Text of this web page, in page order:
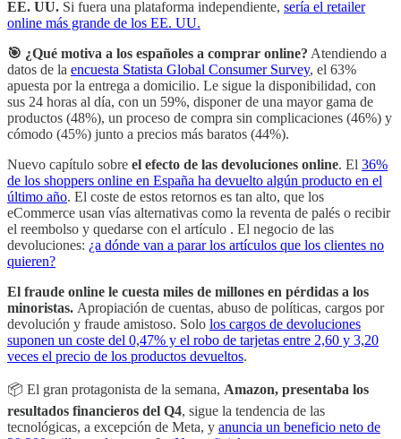
EE. UU. Si fuera una plataforma independiente, sería el retailer
online más grande de los EE. UU.
🎯 ¿Qué motiva a los españoles a comprar online? Atendiendo a
datos de la encuesta Statista Global Consumer Survey, el 63%
apuesta por la entrega a domicilio. Le sigue la disponibilidad, con
sus 24 horas al día, con un 59%, disponer de una mayor gama de
productos (48%), un proceso de compra sin complicaciones (46%) y
cómodo (45%) junto a precios más baratos (44%).
Nuevo capítulo sobre el efecto de las devoluciones online. El 36%
de los shoppers online en España ha devuelto algún producto en el
último año. El coste de estos retornos es tan alto, que los
eCommerce usan vías alternativas como la reventa de palés o recibir
el reembolso y quedarse con el artículo . El negocio de las
devoluciones: ¿a dónde van a parar los artículos que los clientes no
quieren?
El fraude online le cuesta miles de millones en pérdidas a los
minoristas. Apropiación de cuentas, abuso de políticas, cargos por
devolución y fraude amistoso. Solo los cargos de devoluciones
suponen un coste del 0,47% y el robo de tarjetas entre 2,60 y 3,20
veces el precio de los productos devueltos.
📦 El gran protagonista de la semana, Amazon, presentaba los
resultados financieros del Q4, sigue la tendencia de las
tecnológicas, a excepción de Meta, y anuncia un beneficio neto de